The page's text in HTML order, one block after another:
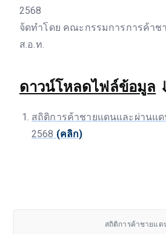
2568
จ้ดทำโดย คณะกรรมการการค้าช
ส.อ.ท.
ดาวน์โหลดไฟล์ข้อมูล
สถิติการค้าชายแดนและผ่านแ
2568 (คลิก)
สถิติการค้าชายแด